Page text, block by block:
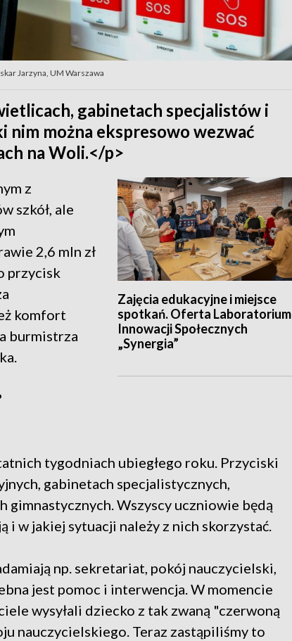
Jarzyna, UM Warszawa
gabinetach specjalistów i
nim można ekspresowo wezwać
na Woli.</p>
Zajęcia edukacyjne i miejsce
spotkań. Oferta Laboratorium
Innowacji Społecznych
„Synergia”
z
szkół, ale
2,6 mln zł
przycisk
komfort
burmistrza
tygodniach ubiegłego roku. Przyciski
gabinetach specjalistycznych,
Wszyscy uczniowie będą
i w jakiej sytuacji należy z nich skorzystać.
np. sekretariat, pokój nauczycielski,
jest pomoc i interwencja. W momencie
wysyłali dziecko z tak zwaną "czerwoną
nauczycielskiego. Teraz zastąpiliśmy to